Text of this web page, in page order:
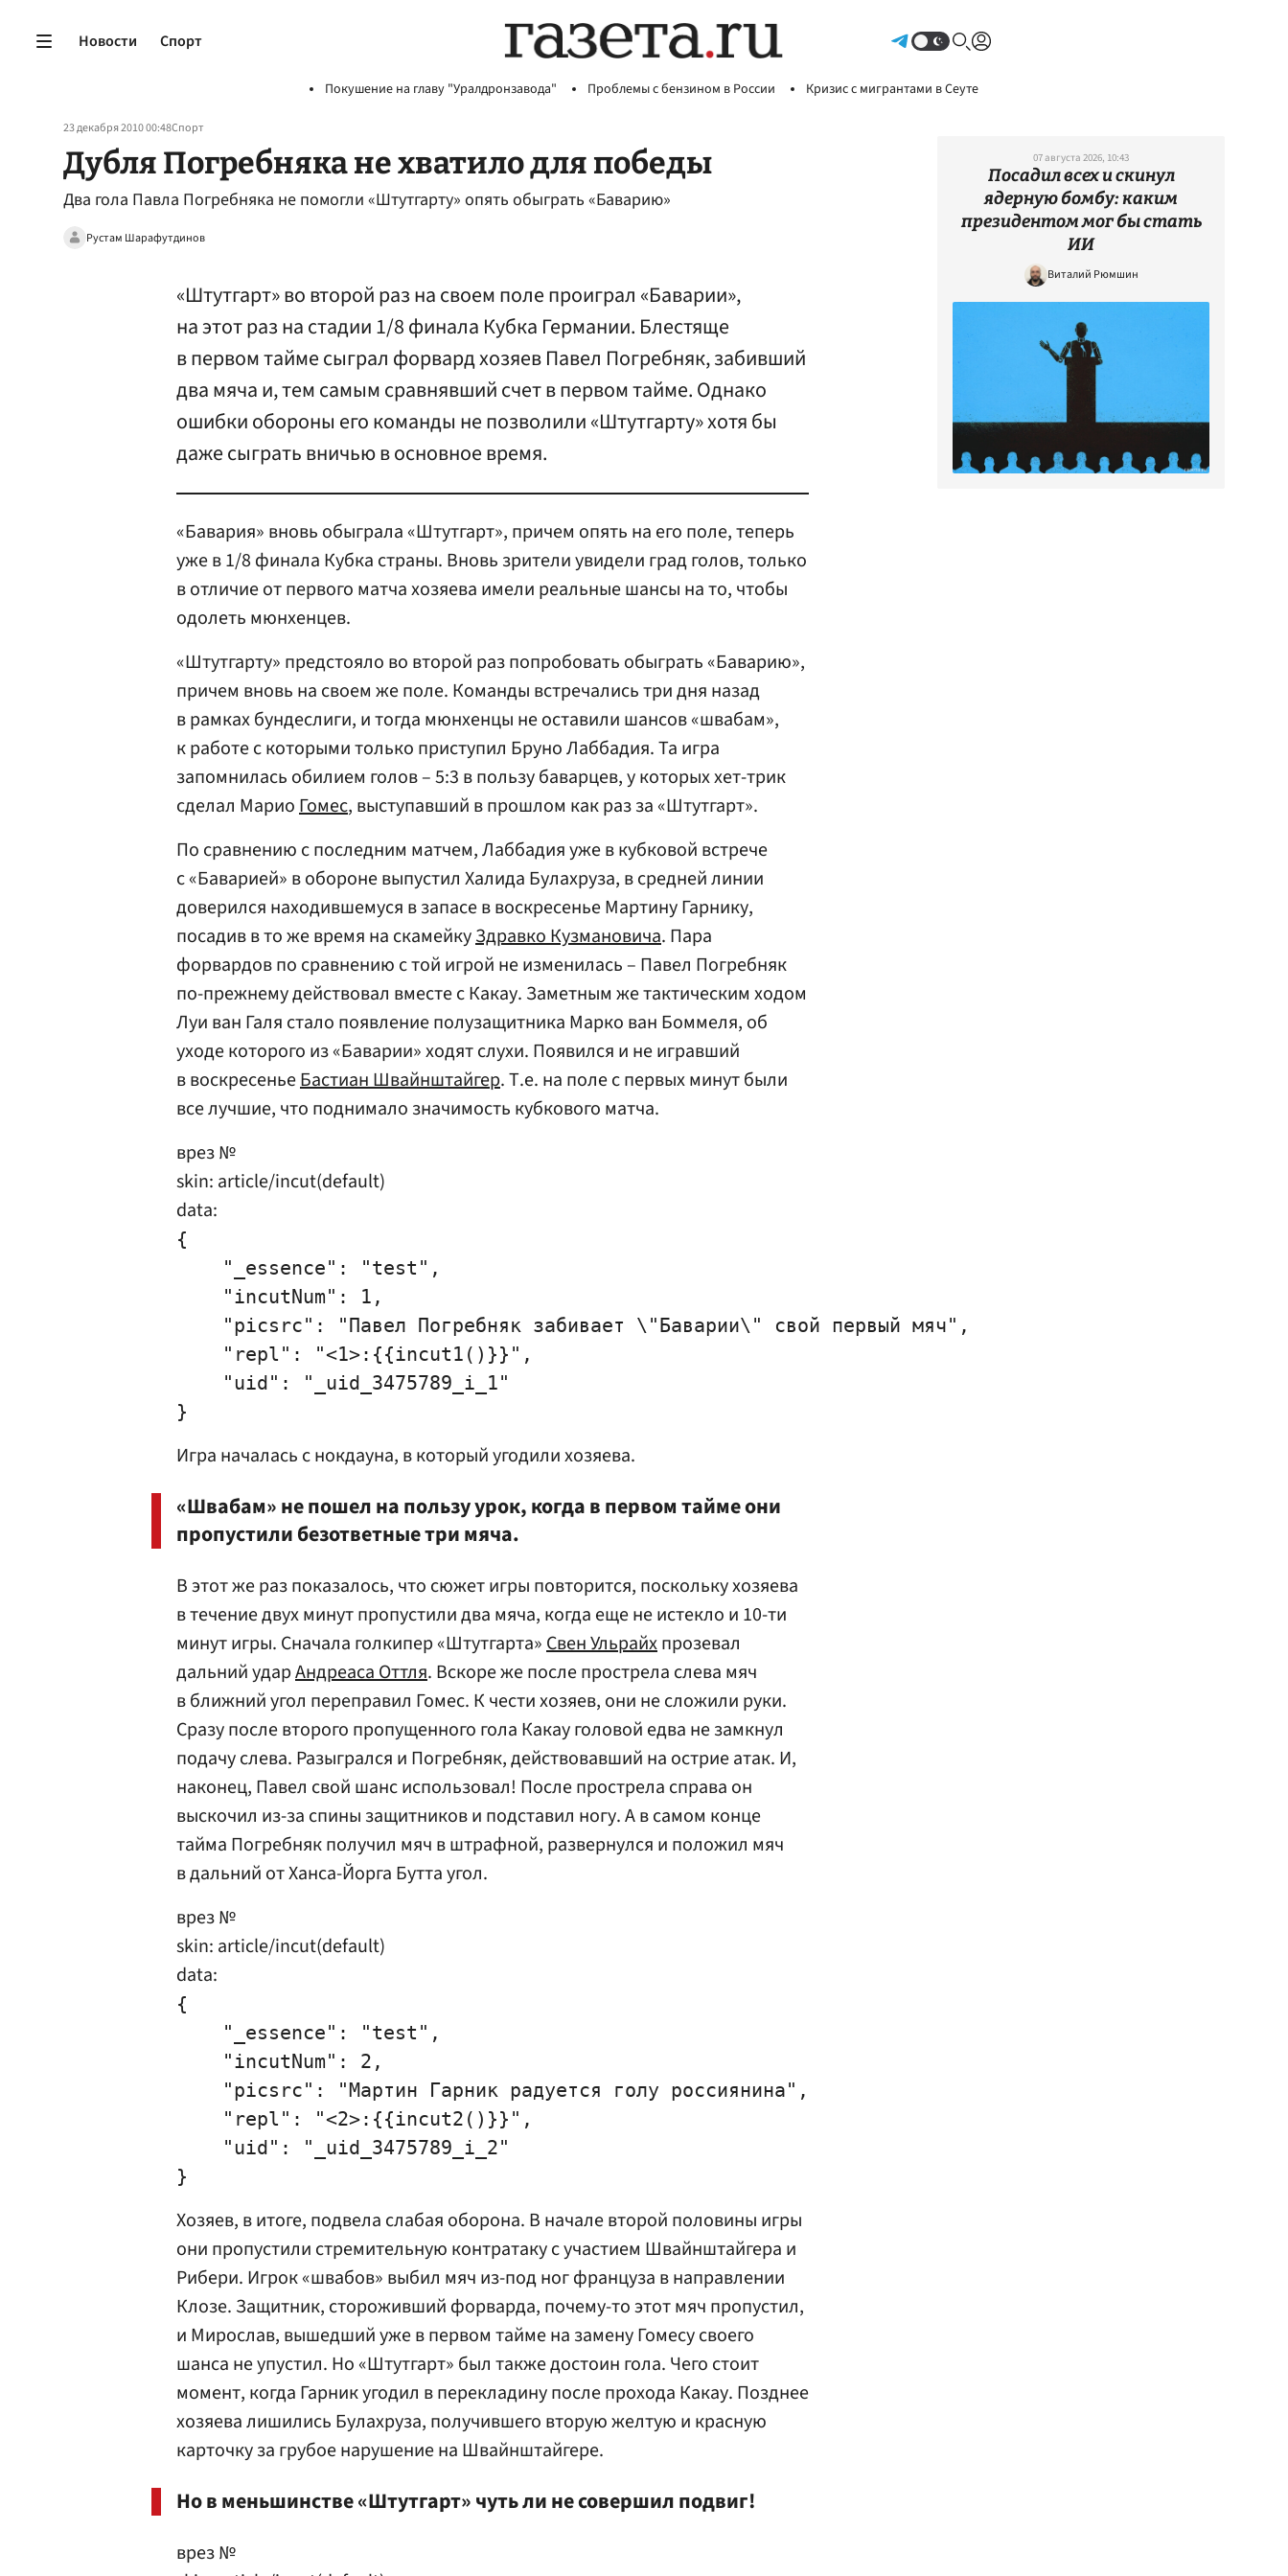
Новости Спорт
Покушение на главу "Уралдронзавода" Проблемы с бензином в России Кризис с мигрантами в Сеуте
23 декабря 2010 00:48Спорт
Дубля Погребняка не хватило для победы
Два гола Павла Погребняка не помогли «Штутгарту» опять обыграть «Баварию»
Рустам Шарафутдинов
«Штутгарт» во второй раз на своем поле проиграл «Баварии»,
на этот раз на стадии 1/8 финала Кубка Германии. Блестяще
в первом тайме сыграл форвард хозяев Павел Погребняк, забивший
два мяча и, тем самым сравнявший счет в первом тайме. Однако
ошибки обороны его команды не позволили «Штутгарту» хотя бы
даже сыграть вничью в основное время.
«Бавария» вновь обыграла «Штутгарт», причем опять на его поле, теперь
уже в 1/8 финала Кубка страны. Вновь зрители увидели град голов, только
в отличие от первого матча хозяева имели реальные шансы на то, чтобы
одолеть мюнхенцев.
«Штутгарту» предстояло во второй раз попробовать обыграть «Баварию»,
причем вновь на своем же поле. Команды встречались три дня назад
в рамках бундеслиги, и тогда мюнхенцы не оставили шансов «швабам»,
к работе с которыми только приступил Бруно Лаббадия. Та игра
запомнилась обилием голов – 5:3 в пользу баварцев, у которых хет-трик
сделал МариоГомес, выступавший в прошлом как раз за «Штутгарт».
По сравнению с последним матчем, Лаббадия уже в кубковой встрече
с «Баварией» в обороне выпустил Халида Булахруза, в средней линии
доверился находившемуся в запасе в воскресенье Мартину Гарнику,
посадив в то же время на скамейкуЗдравко Кузмановича. Пара
форвардов по сравнению с той игрой не изменилась – Павел Погребняк
по-прежнему действовал вместе с Какау. Заметным же тактическим ходом
Луи ван Галя стало появление полузащитника Марко ван Боммеля, об
уходе которого из «Баварии» ходят слухи. Появился и не игравший
в воскресеньеБастиан Швайнштайгер. Т.е. на поле с первых минут были
все лучшие, что поднимало значимость кубкового матча.
врез №
skin: article/incut(default)
data:
{
    "_essence": "test",
    "incutNum": 1,
    "picsrc": "Павел Погребняк забивает \"Баварии\" свой первый мяч",
    "repl": "<1>:{{incut1()}}",
    "uid": "_uid_3475789_i_1"
Игра началась с нокдауна, в который угодили хозяева.
«Швабам» не пошел на пользу урок, когда в первом тайме они
пропустили безответные три мяча.
В этот же раз показалось, что сюжет игры повторится, поскольку хозяева
в течение двух минут пропустили два мяча, когда еще не истекло и 10-ти
минут игры. Сначала голкипер «Штутгарта»Свен Ульрайхпрозевал
дальний ударАндреаса Оттля. Вскоре же после прострела слева мяч
в ближний угол переправил Гомес. К чести хозяев, они не сложили руки.
Сразу после второго пропущенного гола Какау головой едва не замкнул
подачу слева. Разыгрался и Погребняк, действовавший на острие атак. И,
наконец, Павел свой шанс использовал! После прострела справа он
выскочил из-за спины защитников и подставил ногу. А в самом конце
тайма Погребняк получил мяч в штрафной, развернулся и положил мяч
в дальний от Ханса-Йорга Бутта угол.
врез №
skin: article/incut(default)
data:
{
    "_essence": "test",
    "incutNum": 2,
    "picsrc": "Мартин Гарник радуется голу россиянина",
    "repl": "<2>:{{incut2()}}",
    "uid": "_uid_3475789_i_2"
Хозяев, в итоге, подвела слабая оборона. В начале второй половины игры
они пропустили стремительную контратаку с участием Швайнштайгера и
Рибери. Игрок «швабов» выбил мяч из-под ног француза в направлении
Клозе. Защитник, стороживший форварда, почему-то этот мяч пропустил,
и Мирослав, вышедший уже в первом тайме на замену Гомесу своего
шанса не упустил. Но «Штутгарт» был также достоин гола. Чего стоит
момент, когда Гарник угодил в перекладину после прохода Какау. Позднее
хозяева лишились Булахруза, получившего вторую желтую и красную
карточку за грубое нарушение на Швайнштайгере.
Но в меньшинстве «Штутгарт» чуть ли не совершил подвиг!
врез №
07 августа 2026, 10:43
Посадил всех и скинул
ядерную бомбу: каким
президентом мог бы стать
ИИ
Виталий Рюмшин